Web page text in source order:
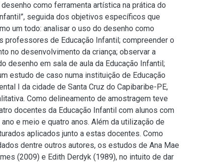
como ferramenta artística na prática do
seguida dos objetivos específicos que
um todo: analisar o uso do desenho como
professores de Educação Infantil; compreender o
no desenvolvimento da criança; observar a
desenho em sala de aula da Educação Infantil;
estudo de caso numa instituição de Educação
I da cidade de Santa Cruz do Capibaribe-PE,
Como delineamento de amostragem teve
docentes da Educação Infantil com alunos com
e meio e quatro anos. Além da utilização de
aplicados junto a estas docentes. Como
dentre outros autores, os estudos de Ana Mae
(2009) e Edith Derdyk (1989), no intuito de dar